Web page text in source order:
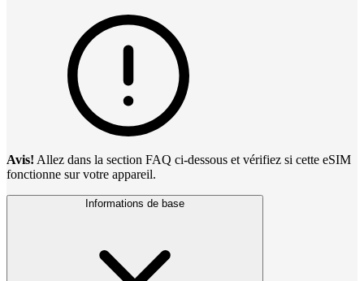
Avis! Allez dans la section FAQ ci-dessous et vérifiez si cette eSIM
fonctionne sur votre appareil.
Informations de base